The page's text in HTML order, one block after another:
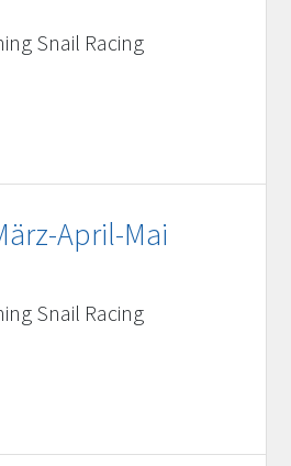
Snail Racing
April-Mai
Snail Racing